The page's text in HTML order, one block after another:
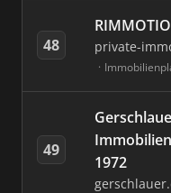
48 private-
49
1972